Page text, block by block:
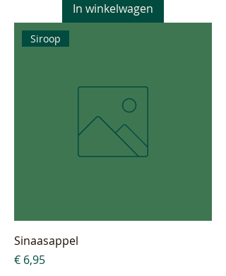
In winkelwagen
Siroop
Sinaasappel
Prijs
€ 6,95